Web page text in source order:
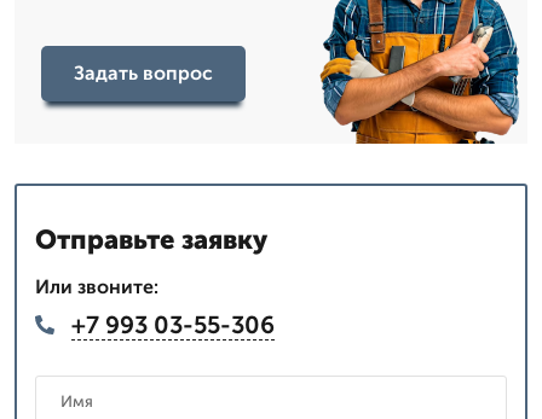
Задать вопрос
Отправьте заявку
Или звоните:
+7 993 03-55-306